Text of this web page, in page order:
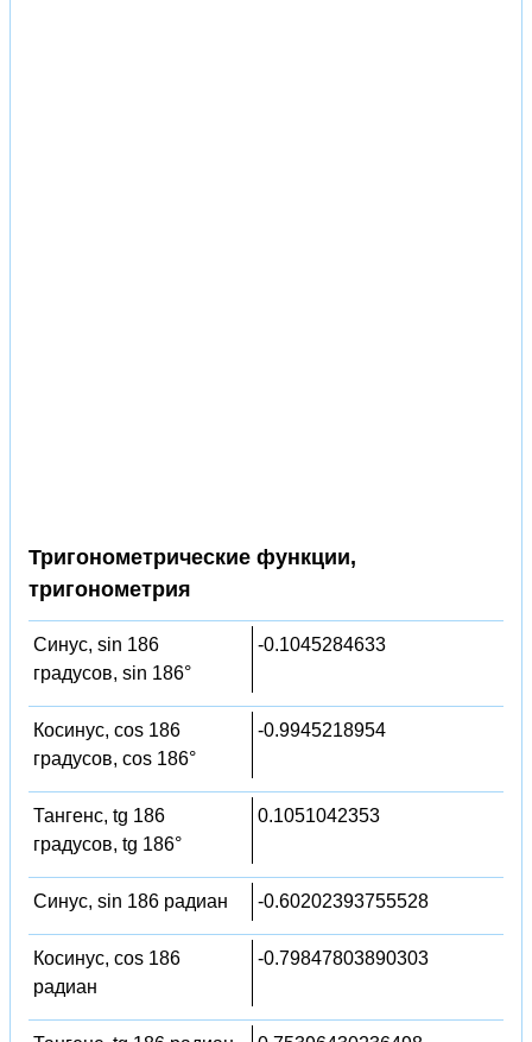
Тригонометрические функции,
тригонометрия
Синус, sin 186
градусов, sin 186°
-0.1045284633
Косинус, cos 186
градусов, cos 186°
-0.9945218954
Тангенс, tg 186
градусов, tg 186°
0.1051042353
Синус, sin 186 радиан -0.60202393755528
Косинус, cos 186
радиан
-0.79847803890303